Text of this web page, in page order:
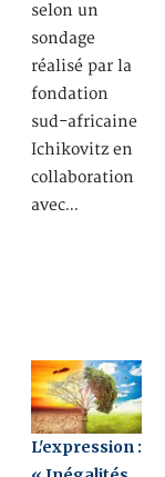
selon un
sondage
réalisé par la
fondation
sud-africaine
Ichikovitz en
collaboration
avec…
L'expression :